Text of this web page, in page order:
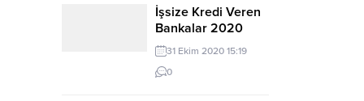
İşsize Kredi Veren
Bankalar 2020
31 Ekim 2020 15:19
0